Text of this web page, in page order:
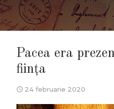
Pacea era
ființa
24 februarie 2020